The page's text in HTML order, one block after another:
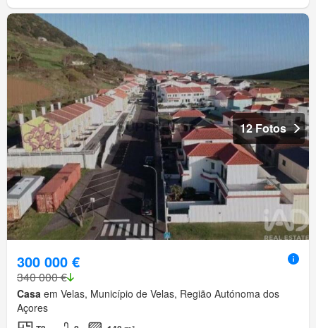
12 Fotos
300 000 €
340 000 €
Casa em Velas, Município de Velas, Região Autónoma dos
Açores